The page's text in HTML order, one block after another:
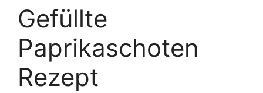
Gefüllte
Paprikaschoten
Rezept